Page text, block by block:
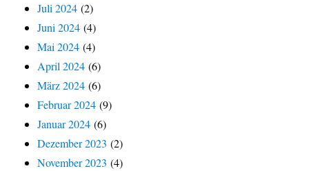
Juli 2024 (2)
Juni 2024 (4)
Mai 2024 (4)
April 2024 (6)
März 2024 (6)
Februar 2024 (9)
Januar 2024 (6)
Dezember 2023 (2)
November 2023 (4)